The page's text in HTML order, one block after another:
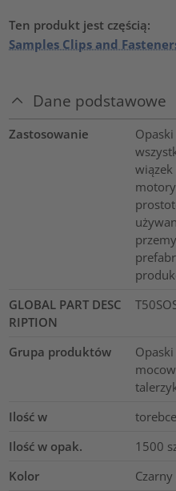
Ten produkt jest częścią:
Samples Clips and
Dane podstawowe
Zastosowanie
GLOBAL PART DESC
RIPTION
Grupa produktów
Ilość w
torebce
Ilość w opak.
1500
Kolor
Czarny